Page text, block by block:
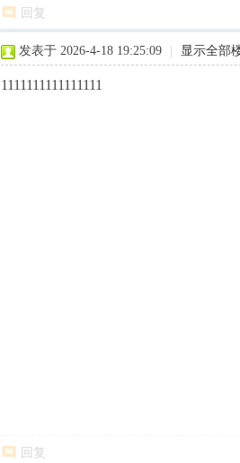
回复
发表于 2026-4-18 19:25:09 显示全部
1111111111111111
回复